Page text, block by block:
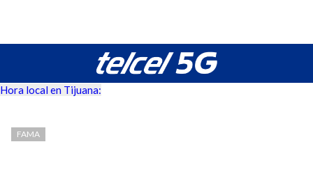
Hora local en Tijuana:
FAMA